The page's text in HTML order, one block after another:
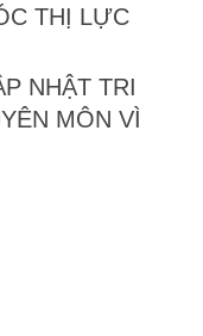
THỊ LỰC
NHẬT TRI
MÔN VÌ